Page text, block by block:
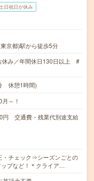
土日祝日が休み
京都)駅から徒歩5分
み／年間休日130日以上 #
休憩1時間)
～！
交通費・残業代別途支給
・チェック⇒シーズンごとの
ップなど！＊クライア…